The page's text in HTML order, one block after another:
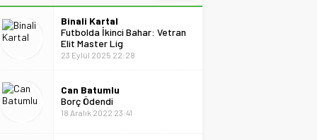
Binali Kartal
Futbolda İkinci Bahar: Vetran
Elit Master Lig
23 Eylül 2025 22:28
Can Batumlu
Borç Ödendi
18 Aralık 2022 23:41